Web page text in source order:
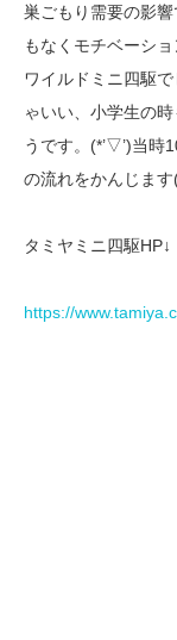
巣ごもり需要の影
もなくモチベーシ
ワイルドミニ四駆
ゃいい、小学生の
うです。(*’▽’)当時
の流れをかんじます
タミヤミニ四駆HP↓
https://